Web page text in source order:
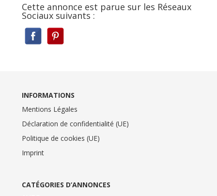
Cette annonce est parue sur les Réseaux
Sociaux suivants :
INFORMATIONS
Mentions Légales
Déclaration de confidentialité (UE)
Politique de cookies (UE)
Imprint
CATÉGORIES D’ANNONCES